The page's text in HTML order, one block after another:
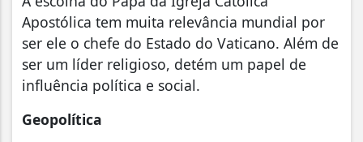
Apostólica tem muita relevância mundial por
ser ele o chefe do Estado do Vaticano. Além de
ser um líder religioso, detém um papel de
influência política e social.
Geopolítica